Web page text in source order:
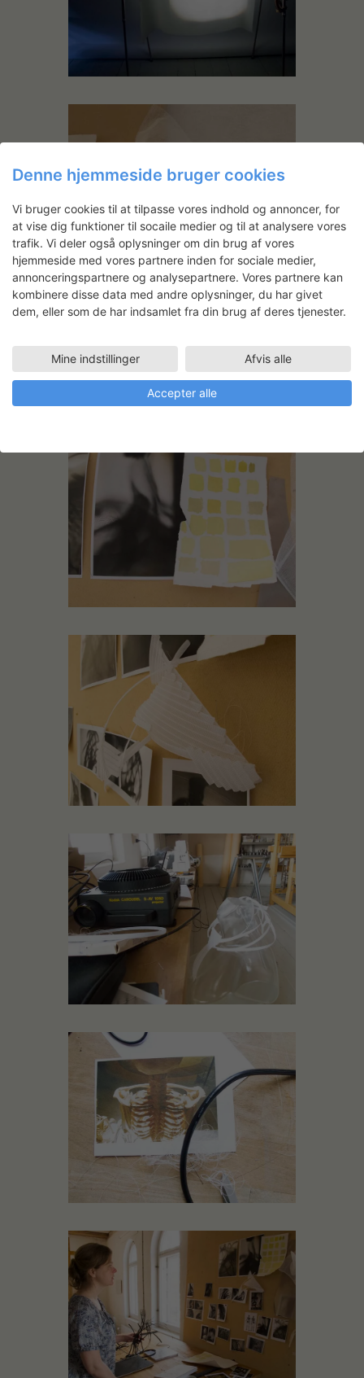
Denne hjemmeside bruger cookies
Vi bruger cookies til at tilpasse vores indhold og annoncer, for
at vise dig funktioner til socaile medier og til at analysere vores
trafik. Vi deler også oplysninger om din brug af vores
hjemmeside med vores partnere inden for sociale medier,
annonceringspartnere og analysepartnere. Vores partnere kan
kombinere disse data med andre oplysninger, du har givet
dem, eller som de har indsamlet fra din brug af deres tjenester.
Mine indstillinger Afvis alle
Accepter alle